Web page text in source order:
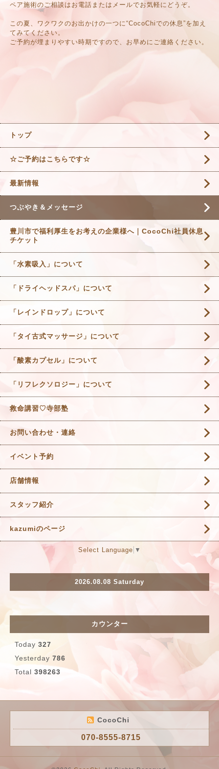
ペア施術のご相談はお電話またはメールでお気軽にどうぞ。
この夏、ワクワクのお出かけの一つに“CocoChiでの休息”を加え
てみてください。
ご予約が埋まりやすい時期ですので、お早めにご連絡ください。
トップ
☆ご予約はこちらです☆
最新情報
つぶやき＆メッセージ
豊川市で福利厚生をお考えの企業様へ｜CocoChi社員休息
チケット
「水素吸入」について
「ドライヘッドスパ」について
「レインドロップ」について
「タイ古式マッサージ」について
「酸素カプセル」について
「リフレクソロジー」について
救命講習♡寺部塾
お問い合わせ・連絡
イベント予約
店舗情報
スタッフ紹介
kazumiのページ
Select Language ▼
2026.08.08 Saturday
カウンター
Today 327
Yesterday 786
Total 398263
CocoChi
070-8555-8715